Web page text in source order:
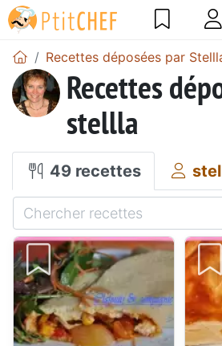
Recettes déposées par
Recettes
stellla
49 recettes